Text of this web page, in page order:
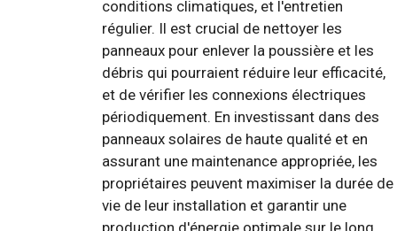
conditions climatiques, et l'entretien
régulier. Il est crucial de nettoyer les
panneaux pour enlever la poussière et les
débris qui pourraient réduire leur efficacité,
et de vérifier les connexions électriques
périodiquement. En investissant dans des
panneaux solaires de haute qualité et en
assurant une maintenance appropriée, les
propriétaires peuvent maximiser la durée de
vie de leur installation et garantir une